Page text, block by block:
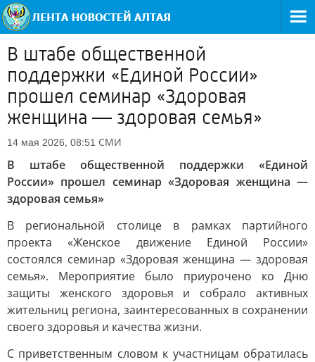
В штабе общественной
поддержки «Единой России»
прошел семинар «Здоровая
женщина — здоровая семья»
14 мая 2026, 08:51 СМИ
В штабе общественной поддержки «Единой
России» прошел семинар «Здоровая женщина —
здоровая семья»
В региональной столице в рамках партийного
проекта «Женское движение Единой России»
состоялся семинар «Здоровая женщина — здоровая
семья». Мероприятие было приурочено ко Дню
защиты женского здоровья и собрало активных
жительниц региона, заинтересованных в сохранении
своего здоровья и качества жизни.
С приветственным словом к участницам обратилась